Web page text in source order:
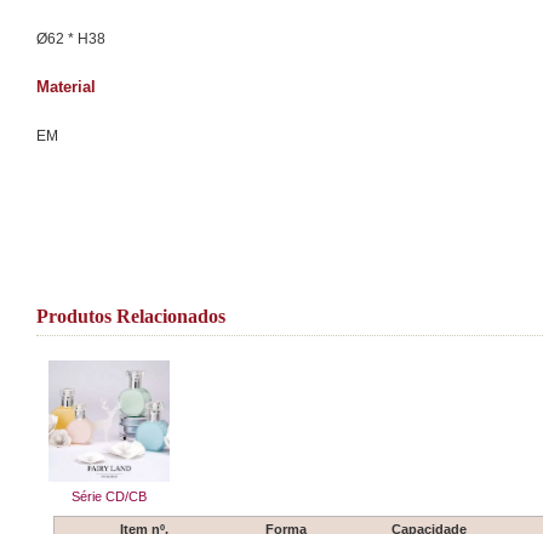
Ø62 * H38
Material
EM
Produtos Relacionados
Série CD/CB
Item nº. Forma
Capacidade